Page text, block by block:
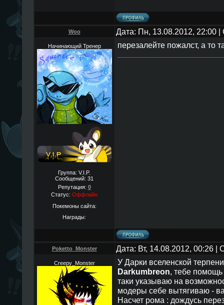
Woo Дата: Пн, 13.08.2012, 22:00
Начинающий Тренер
Группа: V.I.P.
Сообщений: 31
Репутация: 0
Статус: Оффлайн
Покемоны сайта:
Награды:
перезалейте пожалст, а то
Poketto_Monster Дата: Вт, 14.08.2012, 00:26
Creepy_Monster
У Дарки вселенской
Darkumbreon, тебе помощь
таки указываю на
модеры себе вытягиваю -
Насчет рома : дождусь